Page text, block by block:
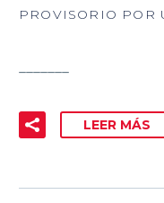
PROVISORIO POR
LEER MÁS